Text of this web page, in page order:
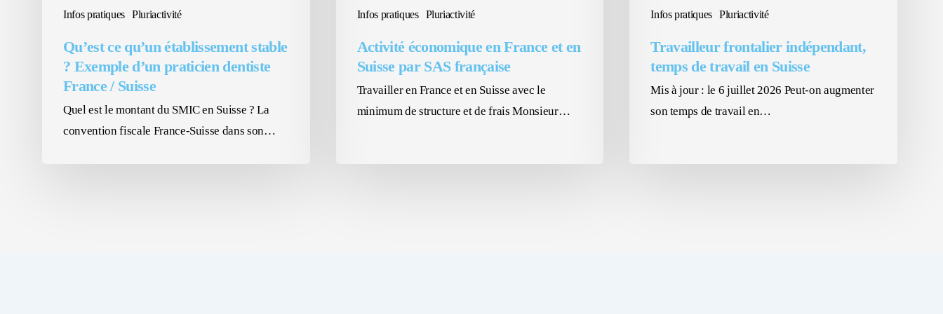
Infos pratiques Pluriactivité
dentiste
Suisse
Qu’est ce qu’un établissement stable
? Exemple d’un praticien dentiste
France / Suisse
Quel est le montant du SMIC en Suisse ? La
convention fiscale France-Suisse dans son…
Infos pratiques Pluriactivité
française
Activité économique en France et en
Suisse par SAS française
Travailler en France et en Suisse avec le
minimum de structure et de frais Monsieur…
Infos pratiques Pluriactivité
Travailleur frontalier indépendant,
temps de travail en Suisse
Mis à jour : le 6 juillet 2026 Peut-on augmenter
son temps de travail en…